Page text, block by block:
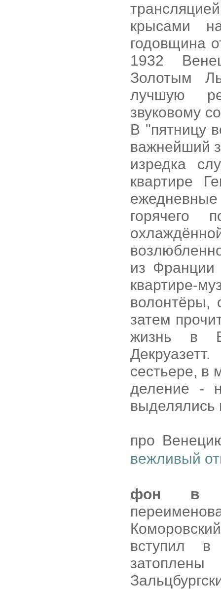
крысами
годовщина
1932
Золотым
лучшую
звуковому
В "пятницу
важнейший
изредка
квартире
горячего
из Франции
квартире-
волонтёры,
затем
жизнь в
сестьере, в
деление -
про
вежливый
фон в
вступил в